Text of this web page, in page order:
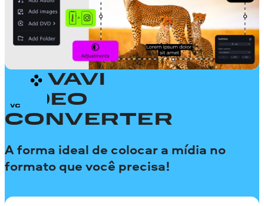
MOVAVI
VIDEO
CONVERTER
A forma ideal de colocar a mídia no
formato que você precisa!